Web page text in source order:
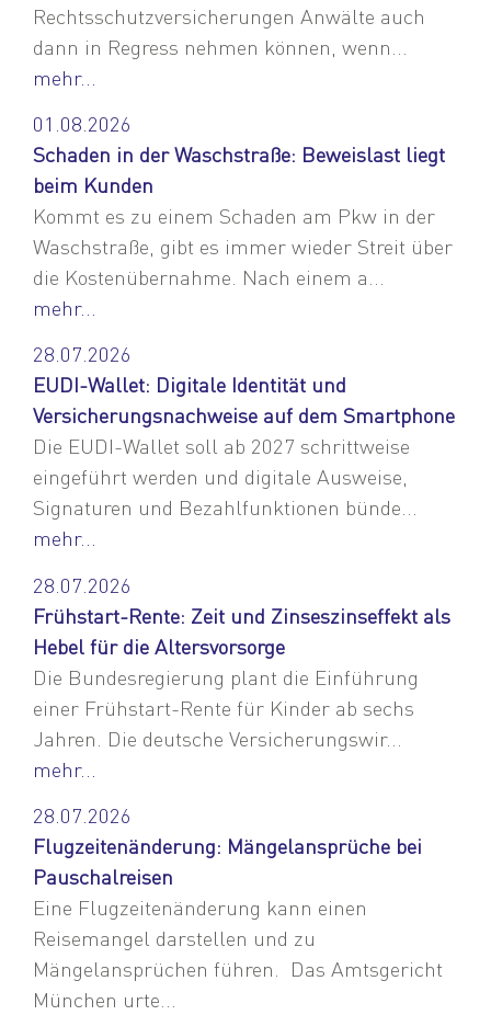
Rechtsschutzversicherungen Anwälte auch
dann in Regress nehmen können, wenn...
mehr...
01.08.2026
Schaden in der Waschstraße: Beweislast liegt
beim Kunden
Kommt es zu einem Schaden am Pkw in der
Waschstraße, gibt es immer wieder Streit über
die Kostenübernahme. Nach einem a...
mehr...
28.07.2026
EUDI-Wallet: Digitale Identität und
Versicherungsnachweise auf dem Smartphone
Die EUDI-Wallet soll ab 2027 schrittweise
eingeführt werden und digitale Ausweise,
Signaturen und Bezahlfunktionen bünde...
mehr...
28.07.2026
Frühstart-Rente: Zeit und Zinseszinseffekt als
Hebel für die Altersvorsorge
Die Bundesregierung plant die Einführung
einer Frühstart-Rente für Kinder ab sechs
Jahren. Die deutsche Versicherungswir...
mehr...
28.07.2026
Flugzeitenänderung: Mängelansprüche bei
Pauschalreisen
Eine Flugzeitenänderung kann einen
Reisemangel darstellen und zu
Mängelansprüchen führen. Das Amtsgericht
München urte...